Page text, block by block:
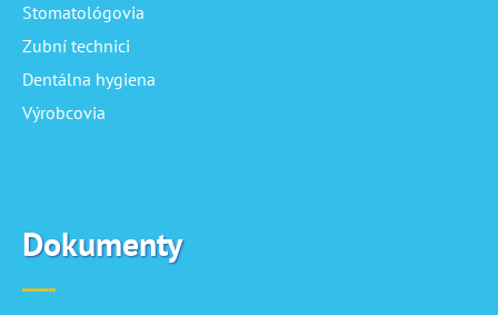
Stomatológovia
Zubní technici
Dentálna hygiena
Výrobcovia
Dokumenty